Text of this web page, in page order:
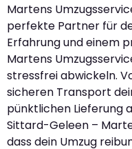
Martens
perfekte Partner für
Erfahrung und einem
Martens
stressfrei abwickeln.
sicheren Transport
pünktlichen Lieferung
Sittard-Geleen –
dass dein Umzug